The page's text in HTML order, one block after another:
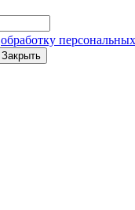
обработку
Закрыть